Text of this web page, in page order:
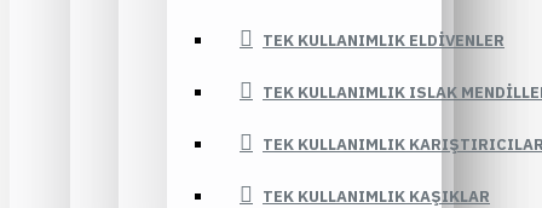
TEK KULLANIMLIK ELDIVENLER
TEK KULLANIMLIK ISLAK
TEK KULLANIMLIK
TEK KULLANIMLIK KAŞIKLAR